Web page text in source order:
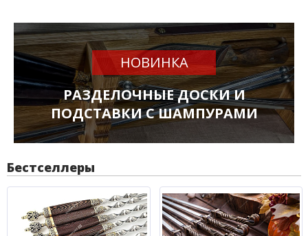
НОВИНКА
РАЗДЕЛОЧНЫЕ ДОСКИ И
ПОДСТАВКИ С ШАМПУРАМИ
Бестселлеры